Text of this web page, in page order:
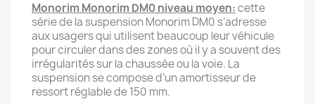
Monorim Monorim DM0 niveau moyen:cette
série de la suspension Monorim DM0 s’adresse
aux usagers qui utilisent beaucoup leur véhicule
pour circuler dans des zones où il y a souvent des
irrégularités sur la chaussée ou la voie. La
suspension se compose d’un amortisseur de
ressort réglable de 150 mm.